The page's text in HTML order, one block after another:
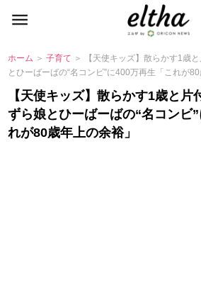
ホーム ＞子育て ＞ 【天使キッズ】散らかす1歳
とひーばーばの“名コンビ”に400万再生「これが80
【天使キッズ】散らかす1歳と
ずら娘とひーばーばの“名コンビ
れが80歳年上の余裕」